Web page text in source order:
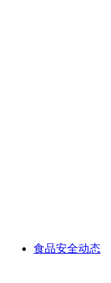
食品安全动态